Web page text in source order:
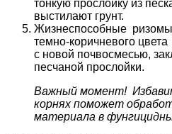
тонкую прослойку из
выстилают грунт.
Жизнеспособные ризомы
темно-коричневого
с новой почвосмесью,
песчаной прослойки.
Важный момент!
корнях поможет
материала в